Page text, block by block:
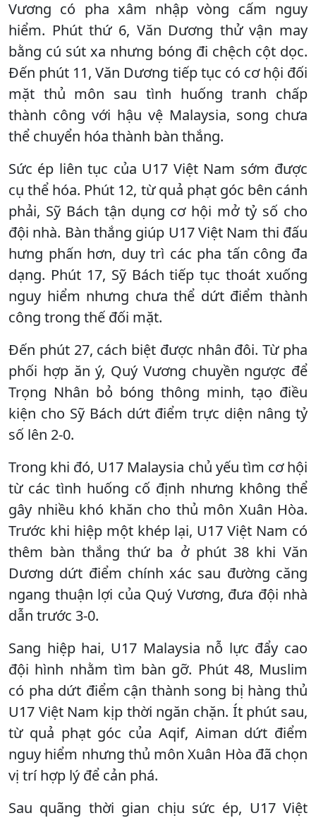
Vương có pha xâm nhập vòng cấm nguy
hiểm. Phút thứ 6, Văn Dương thử vận may
bằng cú sút xa nhưng bóng đi chệch cột dọc.
Đến phút 11, Văn Dương tiếp tục có cơ hội đối
mặt thủ môn sau tình huống tranh chấp
thành công với hậu vệ Malaysia, song chưa
thể chuyển hóa thành bàn thắng.
Sức ép liên tục của U17 Việt Nam sớm được
cụ thể hóa. Phút 12, từ quả phạt góc bên cánh
phải, Sỹ Bách tận dụng cơ hội mở tỷ số cho
đội nhà. Bàn thắng giúp U17 Việt Nam thi đấu
hưng phấn hơn, duy trì các pha tấn công đa
dạng. Phút 17, Sỹ Bách tiếp tục thoát xuống
nguy hiểm nhưng chưa thể dứt điểm thành
công trong thế đối mặt.
Đến phút 27, cách biệt được nhân đôi. Từ pha
phối hợp ăn ý, Quý Vương chuyền ngược để
Trọng Nhân bỏ bóng thông minh, tạo điều
kiện cho Sỹ Bách dứt điểm trực diện nâng tỷ
số lên 2-0.
Trong khi đó, U17 Malaysia chủ yếu tìm cơ hội
từ các tình huống cố định nhưng không thể
gây nhiều khó khăn cho thủ môn Xuân Hòa.
Trước khi hiệp một khép lại, U17 Việt Nam có
thêm bàn thắng thứ ba ở phút 38 khi Văn
Dương dứt điểm chính xác sau đường căng
ngang thuận lợi của Quý Vương, đưa đội nhà
dẫn trước 3-0.
Sang hiệp hai, U17 Malaysia nỗ lực đẩy cao
đội hình nhằm tìm bàn gỡ. Phút 48, Muslim
có pha dứt điểm cận thành song bị hàng thủ
U17 Việt Nam kịp thời ngăn chặn. Ít phút sau,
từ quả phạt góc của Aqif, Aiman dứt điểm
nguy hiểm nhưng thủ môn Xuân Hòa đã chọn
vị trí hợp lý để cản phá.
Sau quãng thời gian chịu sức ép, U17 Việt